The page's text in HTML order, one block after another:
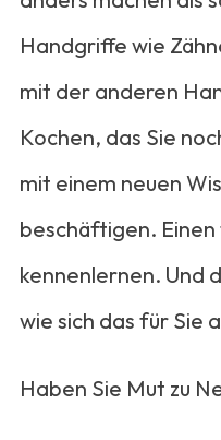
Handgriffe wie
mit der anderen
Kochen, das Sie
mit einem neuen
beschäftigen.
kennenlernen. Und
wie sich das für Sie
Haben Sie Mut zu